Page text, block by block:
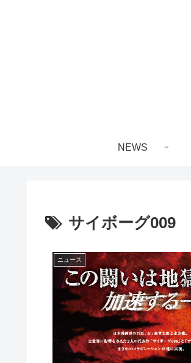
NEWS
サイボーグ009
ニュース